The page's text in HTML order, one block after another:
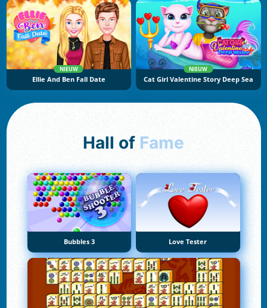
NIEUW
Ellie And Ben Fall Date
NIEUW
Cat Girl Valentine Story Deep Sea
Hall of Fame
Bubbles 3 Love Tester